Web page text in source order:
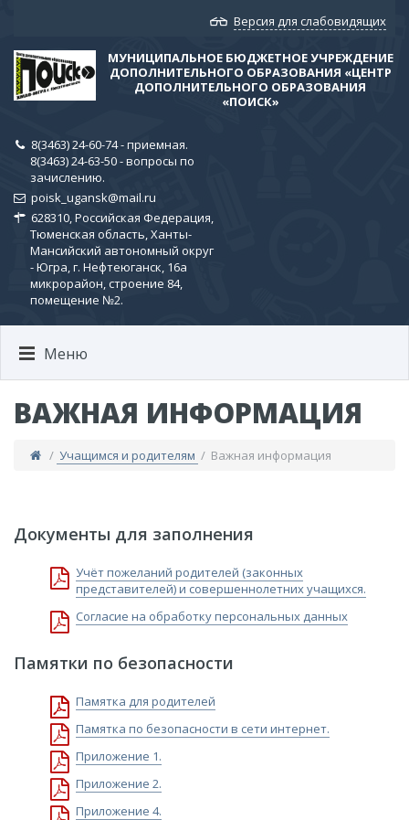
Версия для слабовидящих
МУНИЦИПАЛЬНОЕ БЮДЖЕТНОЕ УЧРЕЖДЕНИЕ
ДОПОЛНИТЕЛЬНОГО ОБРАЗОВАНИЯ «ЦЕНТР
ДОПОЛНИТЕЛЬНОГО ОБРАЗОВАНИЯ
«ПОИСК»
8(3463) 24-60-74 - приемная.
8(3463) 24-63-50 - вопросы по
зачислению.
poisk_ugansk@mail.ru
628310, Российская Федерация,
Тюменская область, Ханты-
Мансийский автономный округ
- Югра, г. Нефтеюганск, 16а
микрорайон, строение 84,
помещение №2.
Меню
ВАЖНАЯ ИНФОРМАЦИЯ
/ Учащимся и родителям / Важная информация
Документы для заполнения
Учёт пожеланий родителей (законных
представителей) и совершеннолетних учащихся.
Согласие на обработку персональных данных
Памятки по безопасности
Памятка для родителей
Памятка по безопасности в сети интернет.
Приложение 1.
Приложение 2.
Приложение 4.